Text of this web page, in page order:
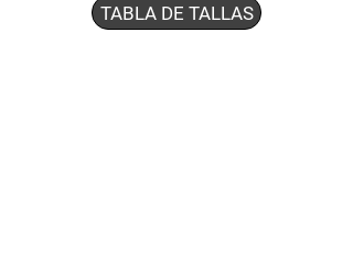
TABLA DE TALLAS